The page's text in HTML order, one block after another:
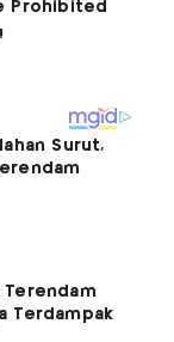
Surut,
Terendam
Terdampak